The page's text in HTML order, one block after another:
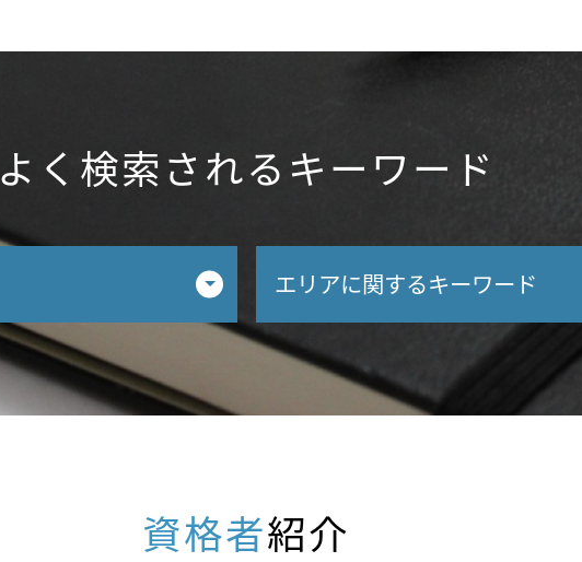
よく検索されるキーワード
エリアに関するキーワード
相続税対策 税理士 相談 岐阜県
相続生前対策 税理士 相談 瑞穂市
不動産相続 税理士 相談 岐阜市
相続税対策 税理士 相談 小牧市
相続税対策 税理士 相談 犬山市
資格者紹介